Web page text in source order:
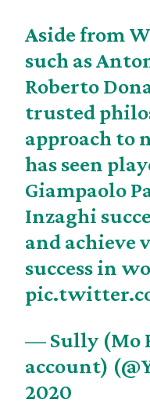
Aside from
such as
Roberto
trusted
approach
has seen
Giampaolo
Inzaghi
and achieve
success in
— Sully (Mo
account)
2020